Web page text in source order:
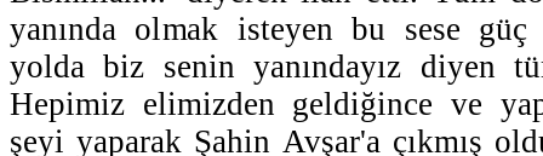
yanında olmak isteyen bu sese
yolda biz senin yanındayız diyen
Hepimiz elimizden geldiğince ve
şeyi yaparak Şahin Avşar'a çıkmış